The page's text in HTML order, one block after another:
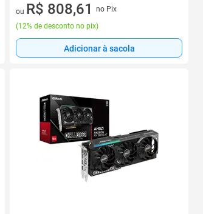
7 vez de R$ 131,27 sem juros
ou R$ 808,61
no Pix
(12% de desconto no pix)
Adicionar à sacola